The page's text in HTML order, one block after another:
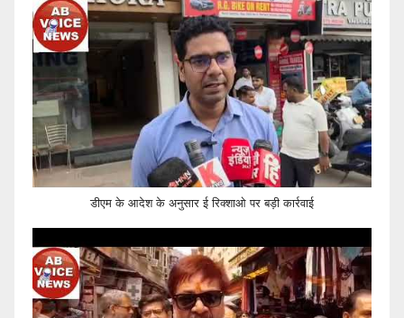
डीएम के आदेश के अनुसार ई रिक्शाओ पर बड़ी कार्रवाई